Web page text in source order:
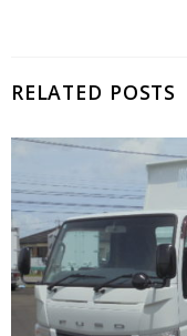
RELATED POSTS